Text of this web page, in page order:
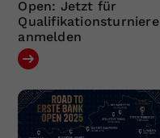
Open: Jetzt für
Qualifikationsturniere
anmelden